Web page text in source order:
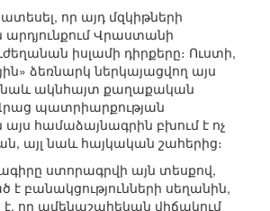
որ այդ մզկիթների
արդյունքում Վրաստանի
իսլամի դիրքերը։ Ուստի,
ձեռնարկ ներկայացվող այս
նաև ակնհայտ քաղաքական
պատրիարքության
այս համաձայնագրին բխում է ոչ
այլ նաև հայկական շահերից։
ստորագրվի այն տեսքով,
է բանակցությունների սեղանին,
որ ամենաշահեկան վիճակում